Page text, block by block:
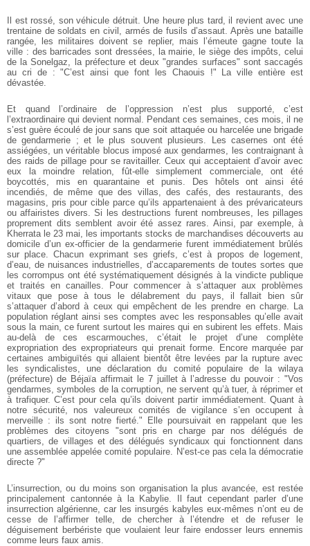
Il est rossé, son véhicule détruit. Une heure plus tard, il revient avec une
trentaine de soldats en civil, armés de fusils d’assaut. Après une bataille
rangée, les militaires doivent se replier, mais l’émeute gagne toute la
ville : des barricades sont dressées, la mairie, le siège des impôts, celui
de la Sonelgaz, la préfecture et deux "grandes surfaces" sont saccagés
au cri de : "C’est ainsi que font les Chaouis !" La ville entière est
dévastée.
Et quand l’ordinaire de l’oppression n’est plus supporté, c’est
l’extraordinaire qui devient normal. Pendant ces semaines, ces mois, il ne
s’est guère écoulé de jour sans que soit attaquée ou harcelée une brigade
de gendarmerie ; et le plus souvent plusieurs. Les casernes ont été
assiégées, un véritable blocus imposé aux gendarmes, les contraignant à
des raids de pillage pour se ravitailler. Ceux qui acceptaient d’avoir avec
eux la moindre relation, fût-elle simplement commerciale, ont été
boycottés, mis en quarantaine et punis. Des hôtels ont ainsi été
incendiés, de même que des villas, des cafés, des restaurants, des
magasins, pris pour cible parce qu’ils appartenaient à des prévaricateurs
ou affairistes divers. Si les destructions furent nombreuses, les pillages
proprement dits semblent avoir été assez rares. Ainsi, par exemple, à
Kherrata le 23 mai, les importants stocks de marchandises découverts au
domicile d’un ex-officier de la gendarmerie furent immédiatement brûlés
sur place. Chacun exprimant ses griefs, c’est à propos de logement,
d’eau, de nuisances industrielles, d’accaparements de toutes sortes que
les corrompus ont été systématiquement désignés à la vindicte publique
et traités en canailles. Pour commencer à s’attaquer aux problèmes
vitaux que pose à tous le délabrement du pays, il fallait bien sûr
s’attaquer d’abord à ceux qui empêchent de les prendre en charge. La
population réglant ainsi ses comptes avec les responsables qu’elle avait
sous la main, ce furent surtout les maires qui en subirent les effets. Mais
au-delà de ces escarmouches, c’était le projet d’une complète
expropriation des expropriateurs qui prenait forme. Encore marquée par
certaines ambiguïtés qui allaient bientôt être levées par la rupture avec
les syndicalistes, une déclaration du comité populaire de la wilaya
(préfecture) de Béjaïa affirmait le 7 juillet à l’adresse du pouvoir : "Vos
gendarmes, symboles de la corruption, ne servent qu’à tuer, à réprimer et
à trafiquer. C’est pour cela qu’ils doivent partir immédiatement. Quant à
notre sécurité, nos valeureux comités de vigilance s’en occupent à
merveille : ils sont notre fierté." Elle poursuivait en rappelant que les
problèmes des citoyens "sont pris en charge par nos délégués de
quartiers, de villages et des délégués syndicaux qui fonctionnent dans
une assemblée appelée comité populaire. N’est-ce pas cela la démocratie
directe ?"
L’insurrection, ou du moins son organisation la plus avancée, est restée
principalement cantonnée à la Kabylie. Il faut cependant parler d’une
insurrection algérienne, car les insurgés kabyles eux-mêmes n’ont eu de
cesse de l’affirmer telle, de chercher à l’étendre et de refuser le
déguisement berbériste que voulaient leur faire endosser leurs ennemis
comme leurs faux amis.